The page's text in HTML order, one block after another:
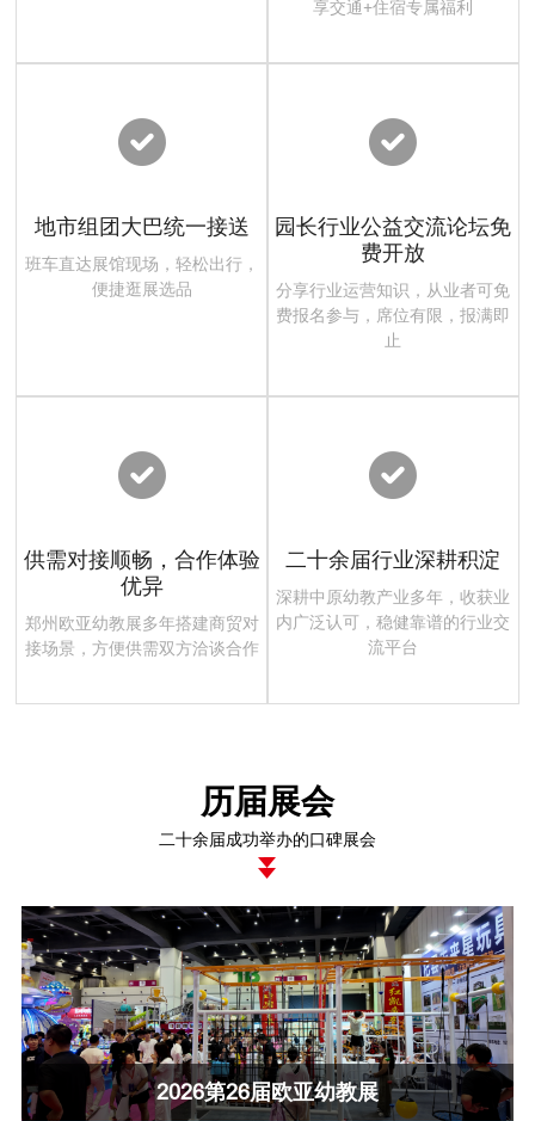
享交通+住宿专属福利
地市组团大巴统一接送
班车直达展馆现场，轻松出行，
便捷逛展选品
园长行业公益交流论坛免
费开放
分享行业运营知识，从业者可免
费报名参与，席位有限，报满即
止
供需对接顺畅，合作体验
优异
郑州欧亚幼教展多年搭建商贸对
接场景，方便供需双方洽谈合作
二十余届行业深耕积淀
深耕中原幼教产业多年，收获业
内广泛认可，稳健靠谱的行业交
流平台
历届展会
二十余届成功举办的口碑展会
2026第26届欧亚幼教展